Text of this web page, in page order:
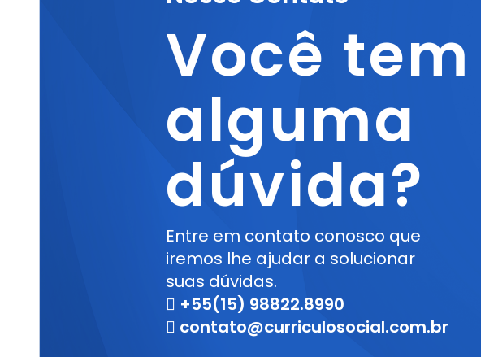
Você tem
alguma
dúvida?
Entre em contato conosco que
iremos lhe ajudar a solucionar
suas dúvidas.
+55(15) 98822.8990
contato@curriculosocial.com.br